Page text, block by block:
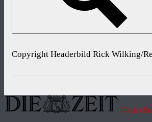
Copyright Headerbild Rick Wilking/
Nach